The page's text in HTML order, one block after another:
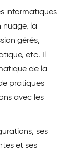
informatiques
nuage, la
gérés,
etc. Il
de la
pratiques
avec les
ses
et ses